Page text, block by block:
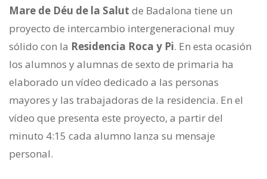
Mare de Déu de la Salut de Badalona tiene un
proyecto de intercambio intergeneracional muy
sólido con la Residencia Roca y Pi. En esta ocasión
los alumnos y alumnas de sexto de primaria ha
elaborado un vídeo dedicado a las personas
mayores y las trabajadoras de la residencia. En el
vídeo que presenta este proyecto, a partir del
minuto 4:15 cada alumno lanza su mensaje
personal.